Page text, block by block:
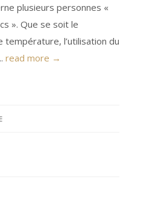
plusieurs personnes «
». Que se soit le
température, l’utilisation du
read more →